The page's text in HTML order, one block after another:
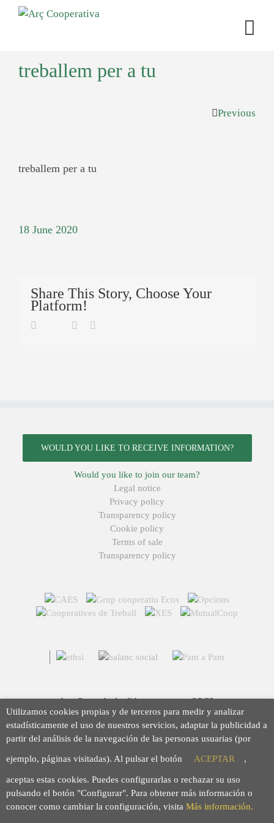
treballem per a tu
Previous
treballem per a tu
18 June 2020
Share This Story, Choose Your
Platform!
Facebook
TwitterLinkedin
WOULD YOU LIKE TO RECEIVE INFORMATION?
Would you like to join our team?
Legal notice
Privacy policy
Transparency policy
Cookie policy
Terms of sale
Transparency policy
Arç Corredoria d'Assegurances, SCCL
Casp 43, 08010 Barcelona
93 423 46 02
info@arc.coop
Utilizamos cookies propias y de terceros para medir y analizar
estadísticamente el uso de nuestros servicios, adaptar la publicidad a
partir del análisis de la navegación de las personas usuarias (por
ejemplo, páginas visitadas). Al pulsar el botón ACEPTAR ,
aceptas estas cookies. Puedes configurarlas o rechazar su uso
pulsando el botón "Configurar". Para obtener más información o
conocer como cambiar la configuración, visita Más información.